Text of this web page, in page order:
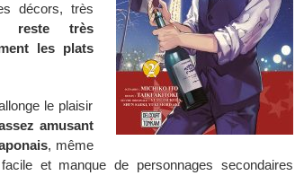
décors, très
reste très
les plats
le plaisir
amusant
, même
et manque de personnages secondaires